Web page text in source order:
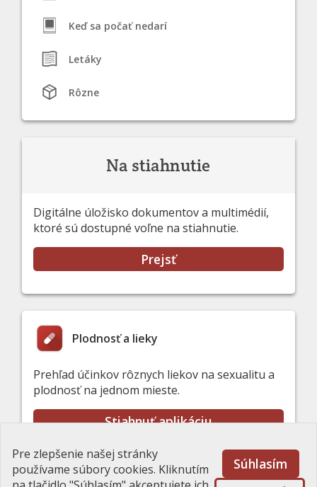
Keď sa počať nedarí
Letáky
Rôzne
Na stiahnutie
Digitálne úložisko dokumentov a multimédií,
ktoré sú dostupné voľne na stiahnutie.
Prejsť
Plodnosť a lieky
Prehľad účinkov rôznych liekov na sexualitu a
plodnosť na jednom mieste.
Stiahnuť aplikáciu
Pre zlepšenie našej stránky
používame súbory cookies. Kliknutím
Súhlasím